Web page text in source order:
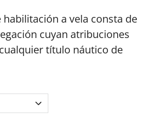
habilitación a vela consta de
cuyan atribuciones
título náutico de